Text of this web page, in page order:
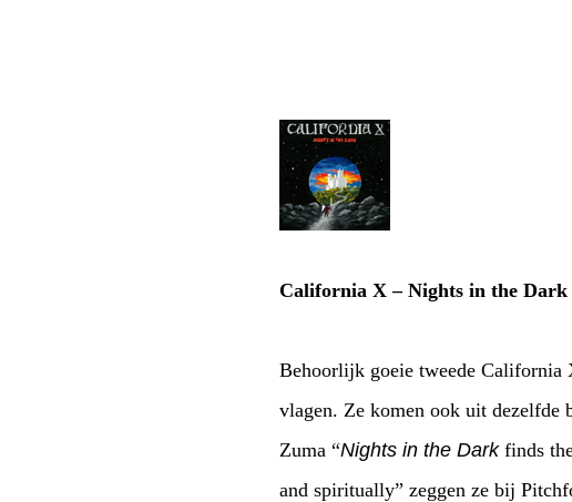
California X – Nights in the Dark
Behoorlijk goeie tweede California
vlagen. Ze komen ook uit dezelfde
Zuma “Nights in the Dark finds
and spiritually” zeggen ze bij